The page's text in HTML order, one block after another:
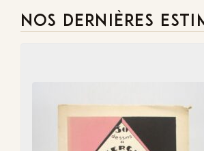
NOS DERNIÈRES